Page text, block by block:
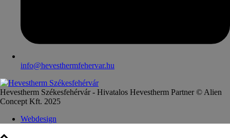
info@hevesthermfehervar.hu
Hevestherm Székesfehérvár - Hivatalos Hevestherm Partner © Alien
Concept Kft. 2025
Webdesign